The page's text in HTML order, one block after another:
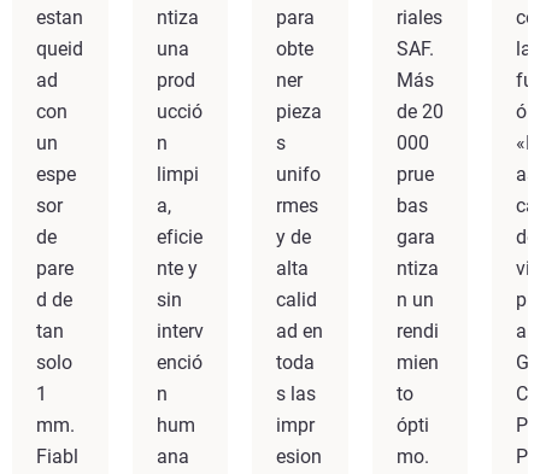
estan
queid
ad
con
un
espe
sor
de
pare
d de
tan
solo
1
mm.
Fiabl
ntiza
una
prod
ucció
n
limpi
a,
eficie
nte y
sin
interv
enció
n
hum
ana
para
obte
ner
pieza
s
unifo
rmes
y de
alta
calid
ad en
toda
s las
impr
esion
riales
SAF.
Más
de 20
000
prue
bas
gara
ntiza
n un
rendi
mien
to
ópti
mo.
la
ón
de